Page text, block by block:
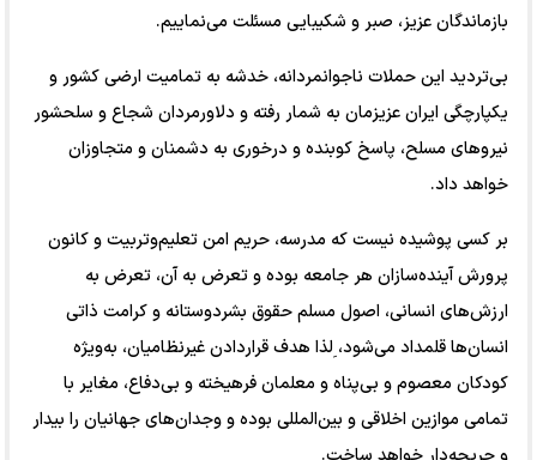
بازماندگان عزیز، صبر و شکیبایی مسئلت می‌نماییم.
بی‌تردید این حملات ناجوانمردانه، خدشه به تمامیت ارضی کشور و
یکپارچگی ایران عزیزمان به شمار رفته و دلاورمردان شجاع و سلحشور
نیرو‌های مسلح، پاسخ کوبنده و درخوری به دشمنان و متجاوزان
خواهد داد.
بر کسی پوشیده نیست که مدرسه، حریم امن تعلیم‌وتربیت و کانون
پرورش آینده‌سازان هر جامعه بوده و تعرض به آن، تعرض به
ارزش‌های انسانی، اصول مسلم حقوق بشردوستانه و کرامت ذاتی
انسان‌ها قلمداد می‌شود، ِلذا هدف قراردادن غیرنظامیان، به‌ویژه
کودکان معصوم و بی‌پناه و معلمان فرهیخته و بی‌دفاع، مغایر با
تمامی موازین اخلاقی و بین‌المللی بوده و وجدان‌های جهانیان را بیدار